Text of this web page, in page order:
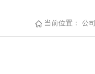
当前位置： 公